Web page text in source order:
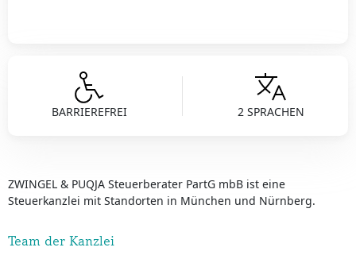
BARRIEREFREI 2 SPRACHEN
ZWINGEL & PUQJA Steuerberater PartG mbB ist eine
Steuerkanzlei mit Standorten in München und Nürnberg.
Team der Kanzlei